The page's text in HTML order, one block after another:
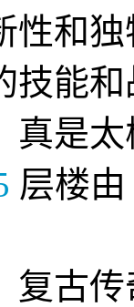
性和
技能
真是
层楼由
复古